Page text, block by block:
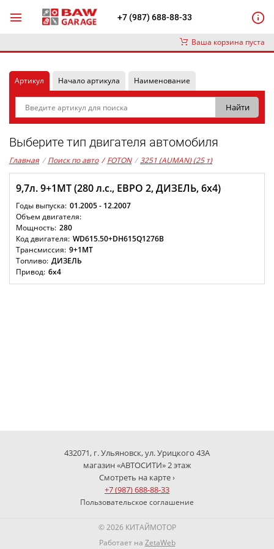
+7 (987) 688-88-33
Ваша корзина пуста
Артикул Начало артикула Наименование
Выберите тип двигателя автомобиля
Главная / Поиск по авто / FOTON / 3251 (AUMAN) (25 т)
9,7л. 9+1MT (280 л.с., ЕВРО 2, ДИЗЕЛЬ, 6x4)
01.2005 - 12.2007
280
WD615.50+DH615Q1276B
9+1MT
ДИЗЕЛЬ
6x4
432071, г. Ульяновск, ул. Урицкого 43А
магазин «АВТОСИТИ» 2 этаж
Смотреть на карте ›
+7 (987) 688-88-33
Пользовательское соглашение
© 2026 КИТАЙМОТОР
Работает на ZetaWeb